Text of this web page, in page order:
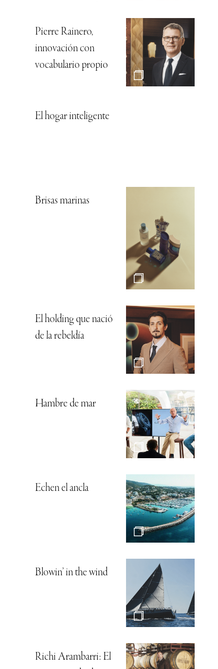
Pierre Rainero,
innovación con
vocabulario propio
El hogar inteligente
Brisas marinas
El holding que nació
de la rebeldía
Hambre de mar
Echen el ancla
Blowin’ in the wind
Richi Arambarri: El